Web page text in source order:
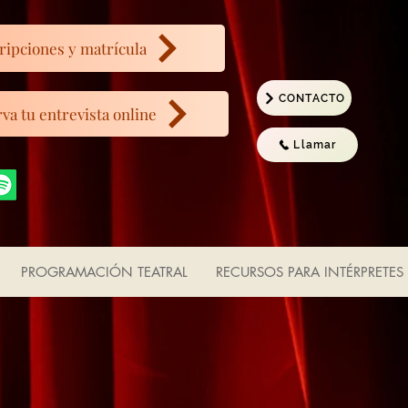
tu entrevista online
Llamar
CONTACTO
y matrícula
PROGRAMACIÓN TEATRAL RECURSOS PARA INTÉRPRETES